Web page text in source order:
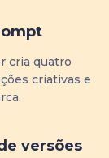
cria quatro
criativas e
versões